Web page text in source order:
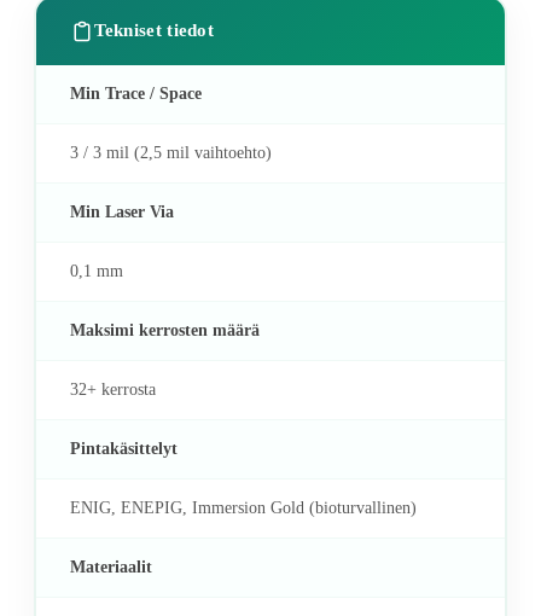
Tekniset tiedot
Min Trace / Space
3 / 3 mil (2,5 mil vaihtoehto)
Min Laser Via
0,1 mm
Maksimi kerrosten määrä
32+ kerrosta
Pintakäsittelyt
ENIG, ENEPIG, Immersion Gold (bioturvallinen)
Materiaalit